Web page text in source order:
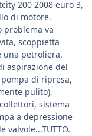
200 2008 euro 3,
di motore.
problema va
scoppietta
una petroliera.
aspirazione del
di ripresa,
pulito),
sistema
a depressione